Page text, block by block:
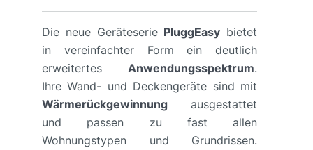
Die neue Geräteserie PluggEasy bietet
in vereinfachter Form ein deutlich
erweitertes Anwendungsspektrum.
Ihre Wand- und Deckengeräte sind mit
Wärmerückgewinnung ausgestattet
und passen zu fast allen
Wohnungstypen und Grundrissen.